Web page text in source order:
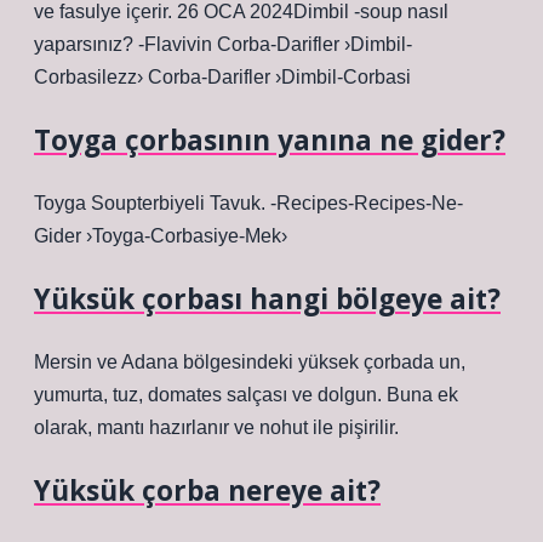
ve fasulye içerir. 26 OCA 2024Dimbil -soup nasıl
yaparsınız? -Flavivin Corba-Darifler ›Dimbil-
Corbasilezz› Corba-Darifler ›Dimbil-Corbasi
Toyga çorbasının yanına ne gider?
Toyga Soupterbiyeli Tavuk. -Recipes-Recipes-Ne-
Gider ›Toyga-Corbasiye-Mek›
Yüksük çorbası hangi bölgeye ait?
Mersin ve Adana bölgesindeki yüksek çorbada un,
yumurta, tuz, domates salçası ve dolgun. Buna ek
olarak, mantı hazırlanır ve nohut ile pişirilir.
Yüksük çorba nereye ait?